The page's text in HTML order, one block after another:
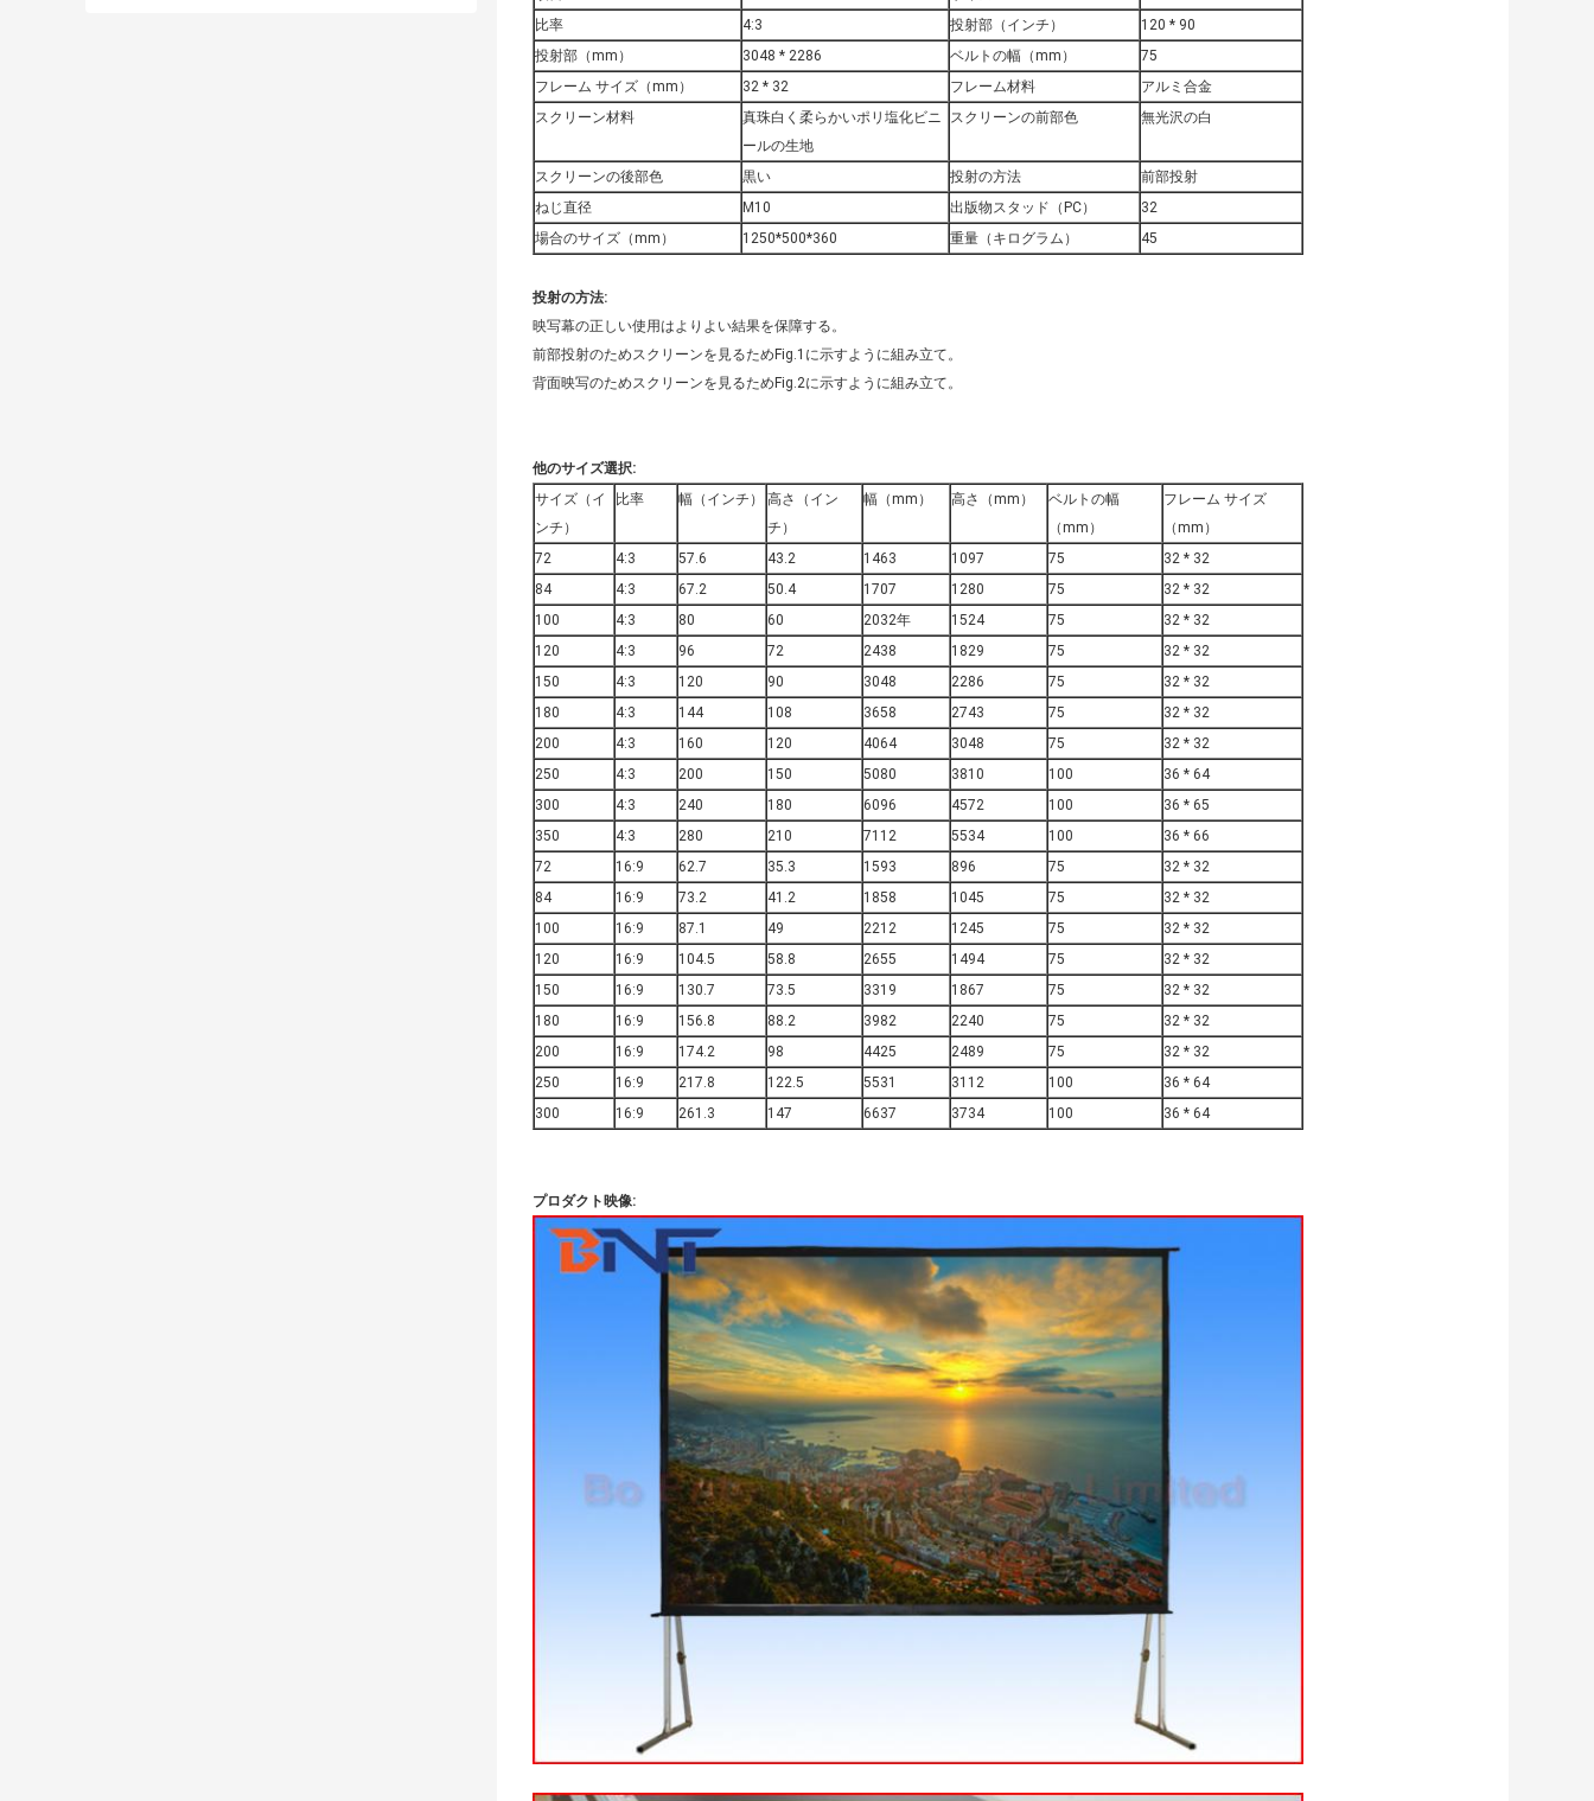
比率
4:3 投射部（インチ）
120 * 90
投射部（mm）
3048 * 2286 ベルトの幅（mm）
75
フレーム サイズ（mm）
32 * 32 フレーム材料
アルミ合金
スクリーン材料
真珠白く柔らかいポリ塩化ビニ
ールの生地
スクリーンの前部色 無光沢の白
スクリーンの後部色 黒い 投射の方法
前部投射
ねじ直径
M10 出版物スタッド（PC）
32
場合のサイズ（mm）
1250*500*360 重量（キログラム） 45
投射の方法:
映写幕の正しい使用はよりよい結果を保障する。
前部投射のためスクリーンを見るためFig.1に示すように組み立て。
背面映写のためスクリーンを見るためFig.2に示すように組み立て。
他のサイズ選択:
サイズ（イ
ンチ）
比率 幅（インチ）
高さ（イン
チ）
幅（mm） 高さ（mm）
ベルトの幅
（mm）
フレーム サイズ
（mm）
72
4:3 57.6 43.2 1463 1097 75
32 * 32
84
4:3 67.2 50.4 1707 1280 75
32 * 32
100
4:3 80 60 2032年 1524 75
32 * 32
120
4:3 96 72 2438 1829 75
32 * 32
150
4:3 120 90 3048 2286 75
32 * 32
180
4:3 144 108 3658 2743 75
32 * 32
200
4:3 160 120 4064 3048 75
32 * 32
250
4:3 200 150 5080 3810 100
36 * 64
300
4:3 240 180 6096 4572 100
36 * 65
350
4:3 280 210 7112 5534 100
36 * 66
72
16:9 62.7 35.3 1593 896 75
32 * 32
84
16:9 73.2 41.2 1858 1045 75
32 * 32
100
16:9 87.1 49 2212 1245 75
32 * 32
120
16:9 104.5 58.8 2655 1494 75
32 * 32
150
16:9 130.7 73.5 3319 1867 75
32 * 32
180
16:9 156.8 88.2 3982 2240 75
32 * 32
200
16:9 174.2 98 4425 2489 75
32 * 32
250
16:9 217.8 122.5 5531 3112 100
36 * 64
300
16:9 261.3 147 6637 3734 100 36 * 64
プロダクト映像: